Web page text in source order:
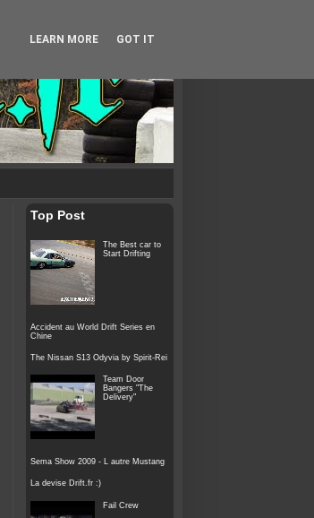
Top Post
The Best car to
Start Drifting
Accident au World Drift Series en
Chine
The Nissan S13 Odyvia by Spirit-Rei
Team Door
Bangers "The
Delivery"
Sema Show 2009 - L autre Mustang
La devise Drift.fr :)
Fail Crew
LEARN MORE GOT IT